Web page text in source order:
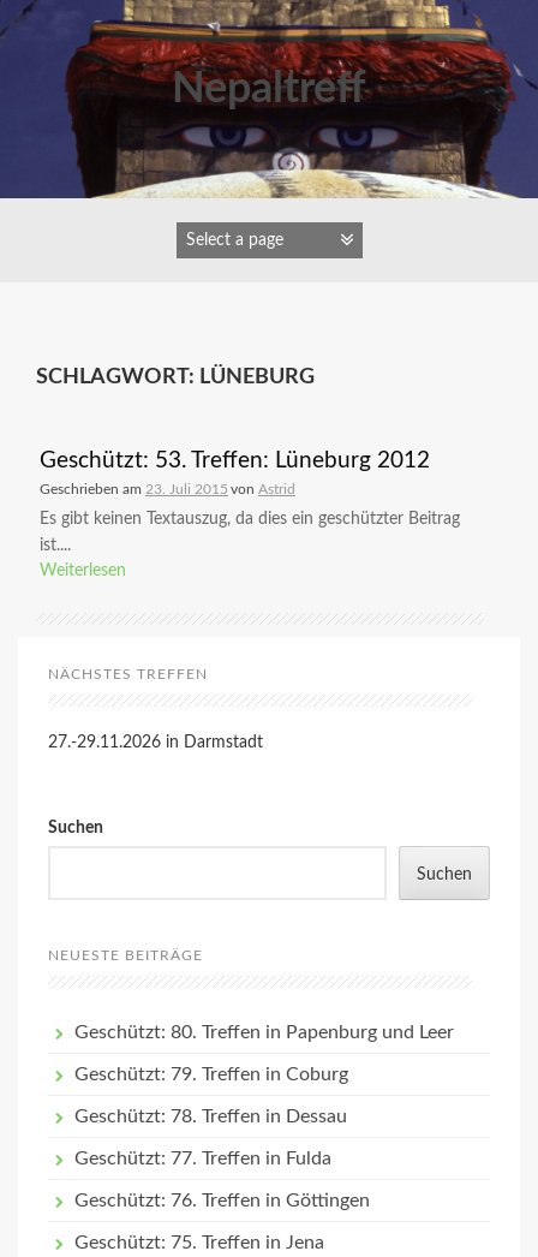
Zum
Inhalt
Nepaltreff
SCHLAGWORT: LÜNEBURG
Geschützt: 53. Treffen: Lüneburg 2012
Geschrieben am 23. Juli 2015 von Astrid
Es gibt keinen Textauszug, da dies ein geschützter Beitrag
ist....
Weiterlesen
NÄCHSTES TREFFEN
27.-29.11.2026 in Darmstadt
Suchen
Suchen
NEUESTE BEITRÄGE
Geschützt: 80. Treffen in Papenburg und Leer
Geschützt: 79. Treffen in Coburg
Geschützt: 78. Treffen in Dessau
Geschützt: 77. Treffen in Fulda
Geschützt: 76. Treffen in Göttingen
Geschützt: 75. Treffen in Jena